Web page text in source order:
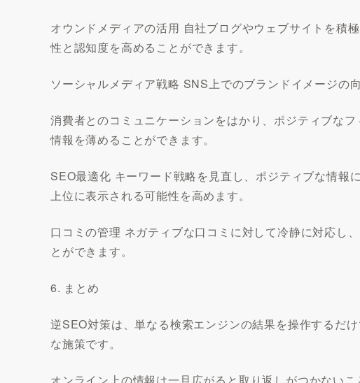
オウンドメディアの活用 自社ブログやウェブサイトを積
性と認知度を高めることができます。
ソーシャルメディア戦略 SNS上でのブランドイメージの
消費者とのコミュニケーションをはかり、ポジティブな
情報を薄めることができます。
SEO最適化 キーワード戦略を見直し、ポジティブな情報
上位に表示される可能性を高めます。
口コミの管理 ネガティブな口コミに対して冷静に対応し
とができます。
6. まとめ
逆SEO対策は、単なる検索エンジンの結果を操作するだ
な施策です。
オンライン上の情報は一旦広がると取り返しがつかない